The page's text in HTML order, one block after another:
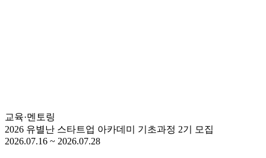
교육·멘토링
2026 유별난 스타트업 아카데미 기초과정 2기 모집
2026.07.16 ~ 2026.07.28